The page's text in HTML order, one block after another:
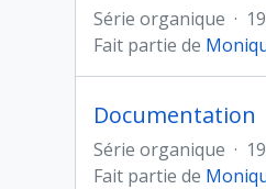
Série organique ·
Fait partie de
Documentation
Série organique ·
Fait partie de